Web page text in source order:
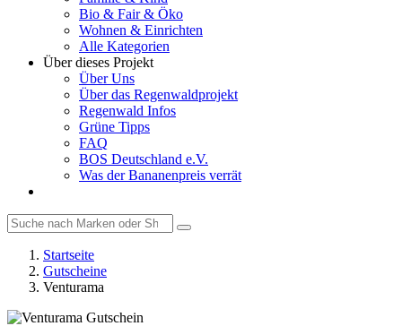
Bio & Fair & Öko
Wohnen & Einrichten
Alle Kategorien
Über dieses Projekt
Über Uns
Über das Regenwaldprojekt
Regenwald Infos
Grüne Tipps
FAQ
BOS Deutschland e.V.
Was der Bananenpreis verrät
Startseite
Gutscheine
Venturama